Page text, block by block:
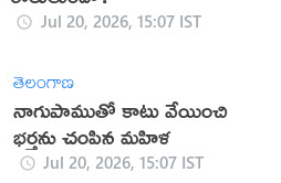
Jul 20, 2026, 15:07 IST
తెలంగాణ
నాగుపాముతో కాటు వేయించి
భర్తను చంపిన మహిళ
Jul 20, 2026, 15:07 IST